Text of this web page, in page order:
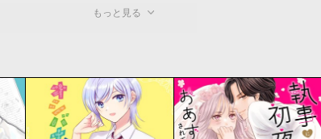
もっと見る